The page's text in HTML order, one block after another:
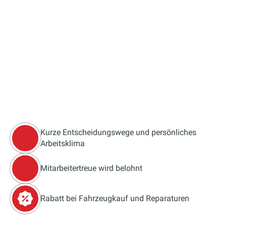
Kurze Entscheidungswege und persönliches
Arbeitsklima
Mitarbeitertreue wird belohnt
Rabatt bei Fahrzeugkauf und Reparaturen